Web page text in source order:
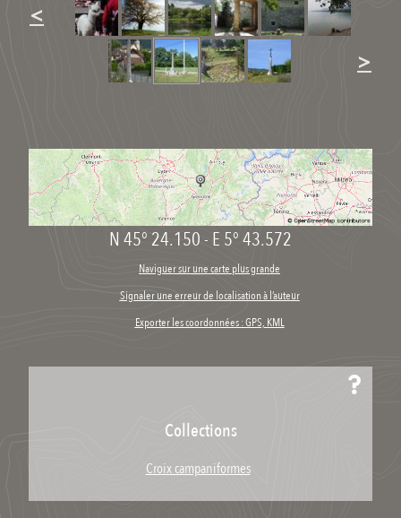
<
>
N 45° 24.150- E 5° 43.572
Naviguer sur une carte plus grande
Signaler une erreur de localisation à l’auteur
Exporter les coordonnées : GPS, KML
Collections
Croix campaniformes